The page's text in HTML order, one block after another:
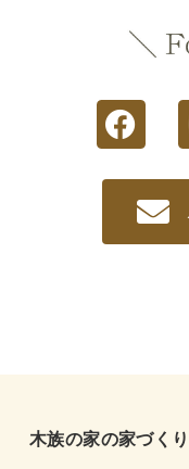
木族の家の家づくり